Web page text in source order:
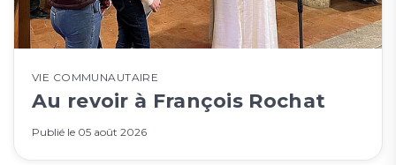
VIE COMMUNAUTAIRE
Au revoir à François Rochat
Publié le 05 août 2026